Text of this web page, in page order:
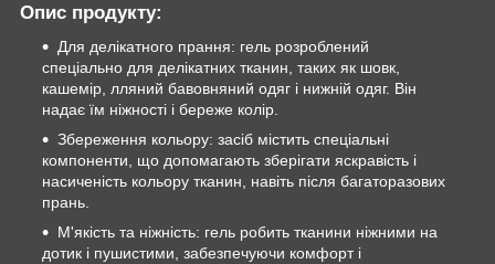
Опис продукту:
Для делікатного прання: гель розроблений
спеціально для делікатних тканин, таких як шовк,
кашемір, лляний бавовняний одяг і нижній одяг. Він
надає їм ніжності і береже колір.
Збереження кольору: засіб містить спеціальні
компоненти, що допомагають зберігати яскравість і
насиченість кольору тканин, навіть після багаторазових
прань.
М'якість та ніжність: гель робить тканини ніжними на
дотик і пушистими, забезпечуючи комфорт і